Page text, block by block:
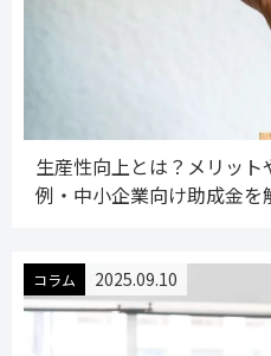
生産性向上とは？メリッ
例・中小企業向け助成金を
コラム 2025.09.10